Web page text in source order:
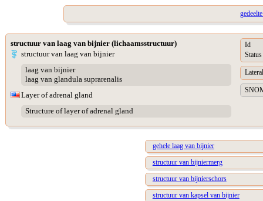
structuur van laag van bijnier (lichaamsstructuur)
structuur van laag van bijnier
laag van bijnier
laag van glandula suprarenalis
Layer of adrenal gland
Structure of layer of adrenal gland
Id
Status
gehele laag van bijnier
structuur van bijniermerg
structuur van bijnierschors
structuur van kapsel van bijnier